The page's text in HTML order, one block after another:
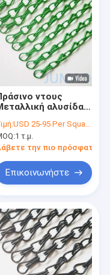
ντους
αλυσίδα
παράλληλη
USD 25-95 Per Square Meter
1 τ.μ.
την πιο πρόσφατη
Επικοινωνήστε